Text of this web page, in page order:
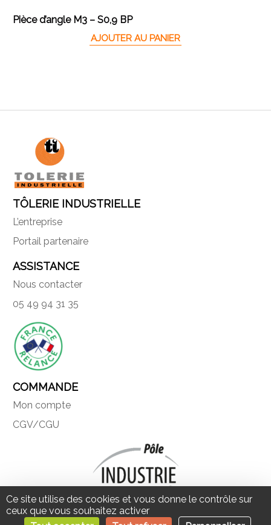
Pièce d’angle M3 – S0,9 BP
AJOUTER AU PANIER
TÔLERIE INDUSTRIELLE
L’entreprise
Portail partenaire
ASSISTANCE
Nous contacter
05 49 94 31 35
COMMANDE
Mon compte
CGV/CGU
Ce site utilise des cookies et vous donne le contrôle sur
ceux que vous souhaitez activer